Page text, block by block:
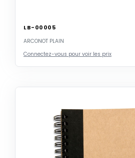
LB-00005
ARCONOT PLAIN
Connectez-vous pour voir les prix